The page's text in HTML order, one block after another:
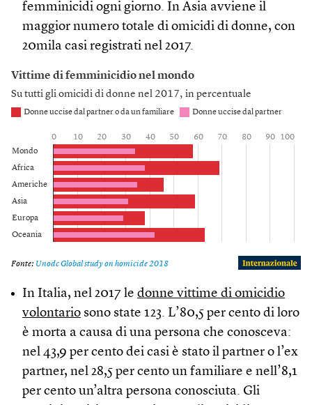
femminicidi ogni giorno. In Asia avviene il
maggior numero totale di omicidi di donne, con
20mila casi registrati nel 2017.
In Italia, nel 2017 le donne vittime di omicidio
volontario sono state 123. L’80,5 per cento di loro
è morta a causa di una persona che conosceva:
nel 43,9 per cento dei casi è stato il partner o l’ex
partner, nel 28,5 per cento un familiare e nell’8,1
per cento un’altra persona conosciuta. Gli